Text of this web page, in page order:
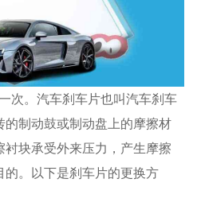
次。汽车刹车片也叫汽车刹车
的制动鼓或制动盘上的摩擦材
块承受外来压力，产生摩擦
。以下是刹车片的更换方